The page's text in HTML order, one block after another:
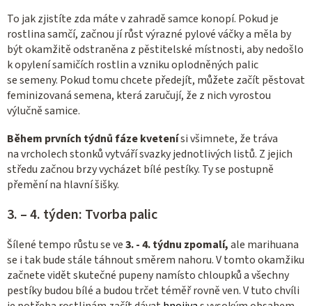
To jak zjistíte zda máte v zahradě samce konopí. Pokud je
rostlina samčí, začnou jí růst výrazné pylové váčky a měla by
být okamžitě odstraněna z pěstitelské místnosti, aby nedošlo
k opylení samičích rostlin a vzniku oplodněných palic
se semeny. Pokud tomu chcete předejít, můžete začít pěstovat
feminizovaná semena, která zaručují, že z nich vyrostou
výlučně samice.
Během prvních týdnů fáze kvetenísi všimnete, že tráva
na vrcholech stonků vytváří svazky jednotlivých listů. Z jejich
středu začnou brzy vycházet bílé pestíky. Ty se postupně
přemění na hlavní šišky.
3. – 4. týden: Tvorba palic
Šílené tempo růstu se ve3. - 4. týdnu zpomalí,ale marihuana
se i tak bude stále táhnout směrem nahoru. V tomto okamžiku
začnete vidět skutečné pupeny namísto chloupků a všechny
pestíky budou bílé a budou trčet téměř rovně ven. V tuto chvíli